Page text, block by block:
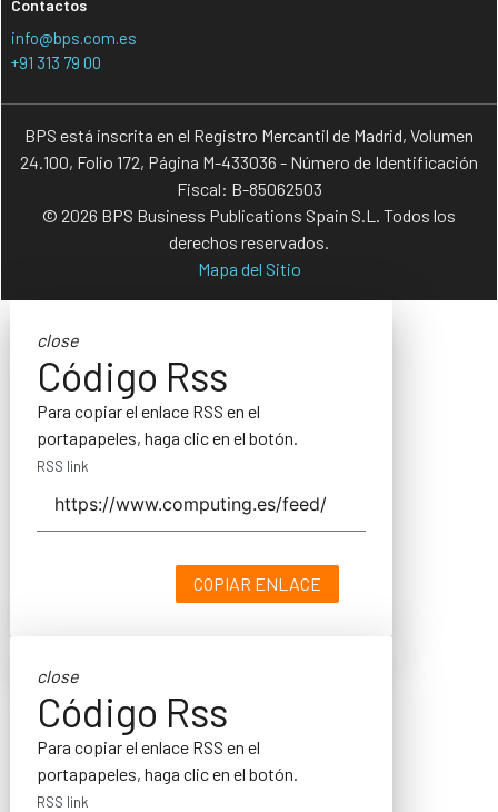
Contactos
info@bps.com.es
+91 313 79 00
BPS está inscrita en el Registro Mercantil de Madrid, Volumen
24.100, Folio 172, Página M-433036 - Número de Identificación
Fiscal: B-85062503
© 2026 BPS Business Publications Spain S.L. Todos los
derechos reservados.
Mapa del Sitio
close
Código Rss
Para copiar el enlace RSS en el
portapapeles, haga clic en el botón.
RSS link
COPIAR ENLACE
close
Código Rss
Para copiar el enlace RSS en el
portapapeles, haga clic en el botón.
RSS link